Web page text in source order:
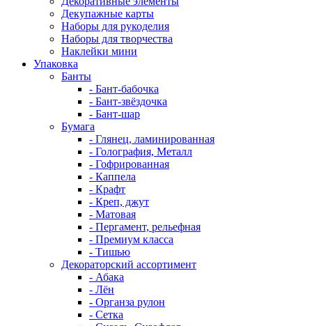
Декупажные карты
Наборы для рукоделия
Наборы для творчества
Наклейки мини
Упаковка
Банты
- Бант-бабочка
- Бант-звёздочка
- Бант-шар
Бумага
- Глянец, ламинированная
- Голография, Металл
- Гофрированная
- Каппела
- Крафт
- Креп, джут
- Матовая
- Пергамент, рельефная
- Премиум класса
- Тишью
Декораторский ассортимент
- Абака
- Лён
- Органза рулон
- Сетка